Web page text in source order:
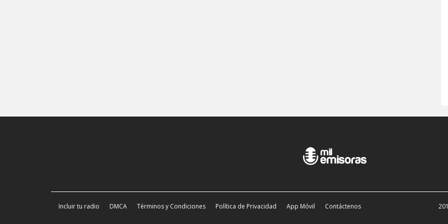
Incluir tu radio DMCA Términos y Condiciones Política de Privacidad App Móvil Contáctenos